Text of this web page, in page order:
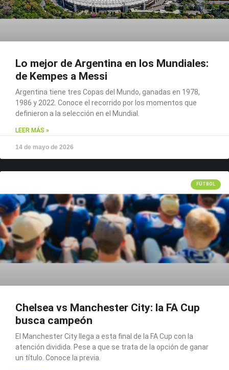
Lo mejor de Argentina en los Mundiales:
de Kempes a Messi
Argentina tiene tres Copas del Mundo, ganadas en 1978,
1986 y 2022. Conoce el recorrido por los momentos que
definieron a la selección en el Mundial.
LEER MÁS »
14 de mayo de 2026
FÚTBOL
Chelsea vs Manchester City: la FA Cup
busca campeón
El Manchester City llega a esta final de la FA Cup con la
atención dividida. Pese a que se trata de la opción de ganar
un título. Conoce la previa.